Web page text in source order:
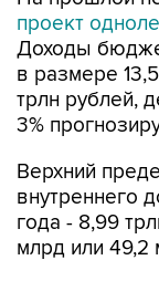
проект
Доходы
в размере
трлн рублей,
3%
Верхний
внутреннего
года - 8,99
млрд или 49,2